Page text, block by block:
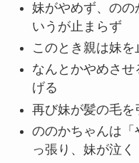
妹がやめず、のの
いうが止まらず
このとき親は妹
なんとかやめさ
げる
再び妹が髪の毛を
ののかちゃんは「
っ張り、妹が泣く